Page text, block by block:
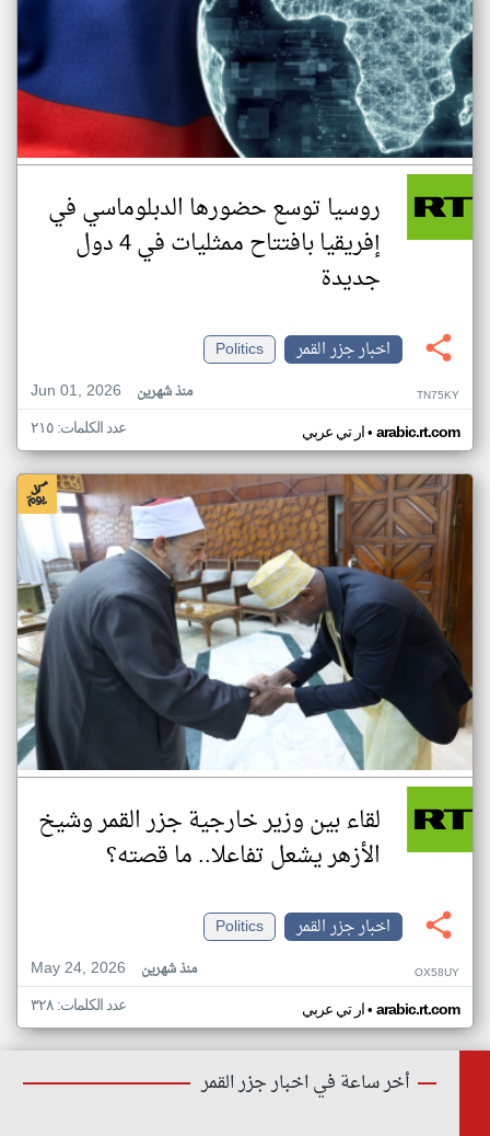
روسيا توسع حضورها الدبلوماسي في
إفريقيا بافتتاح ممثليات في 4 دول
جديدة
اخبار جزر القمر
Politics
Jun 01, 2026
منذ شهرين TN75KY
ار تي عربي• arabic.rt.com عدد الكلمات: ٢١٥
لقاء بين وزير خارجية جزر القمر وشيخ
الأزهر يشعل تفاعلا.. ما قصته؟
اخبار جزر القمر
Politics
May 24, 2026
منذ شهرين OX58UY
ار تي عربي• arabic.rt.com عدد الكلمات: ٣٢٨
أخر ساعة في اخبار جزر القمر